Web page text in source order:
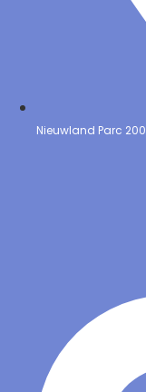
Nieuwland Parc 200